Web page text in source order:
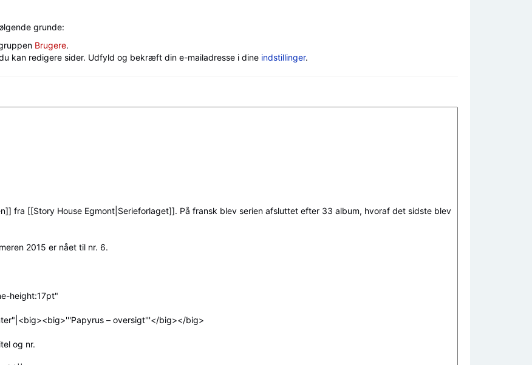
grunde:
Brugere.
kan redigere sider. Udfyld og bekræft din e-mailadresse i dine indstillinger.